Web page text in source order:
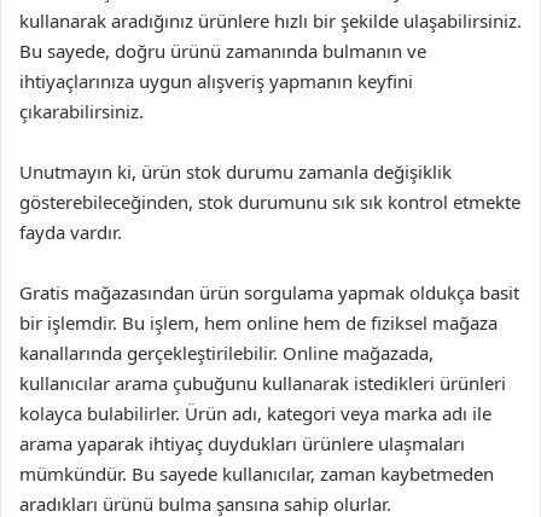
kullanarak aradığınız ürünlere hızlı bir şekilde ulaşabilirsiniz.
Bu sayede, doğru ürünü zamanında bulmanın ve
ihtiyaçlarınıza uygun alışveriş yapmanın keyfini
çıkarabilirsiniz.
Unutmayın ki, ürün stok durumu zamanla değişiklik
gösterebileceğinden, stok durumunu sık sık kontrol etmekte
fayda vardır.
Gratis mağazasından ürün sorgulama yapmak oldukça basit
bir işlemdir. Bu işlem, hem online hem de fiziksel mağaza
kanallarında gerçekleştirilebilir. Online mağazada,
kullanıcılar arama çubuğunu kullanarak istedikleri ürünleri
kolayca bulabilirler. Ürün adı, kategori veya marka adı ile
arama yaparak ihtiyaç duydukları ürünlere ulaşmaları
mümkündür. Bu sayede kullanıcılar, zaman kaybetmeden
aradıkları ürünü bulma şansına sahip olurlar.